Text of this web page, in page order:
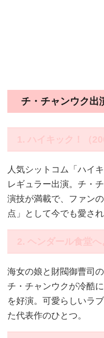
チ・チャンウク出
1. ハイキック！（
人気シットコム「ハイ
レギュラー出演。チ・
演技が満載で、ファン
点」として今でも愛され
2. ヘンダール食堂へ
海女の娘と財閥御曹司
チ・チャンウクが冷酷
を好演。可愛らしいラ
た代表作のひとつ。